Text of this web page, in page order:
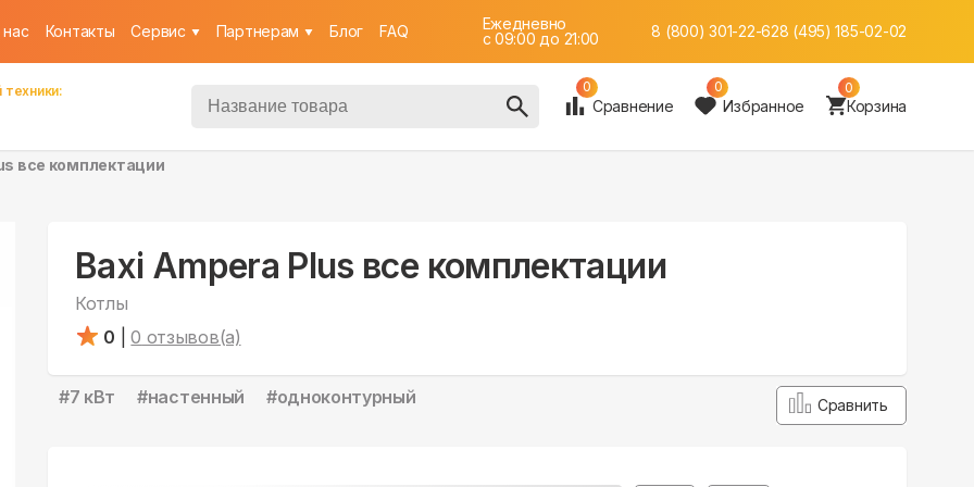
Контакты Cервис Партнерам Блог FAQ
Ежедневно
c 09:00 до 21:00
8 (800) 301-22-628 (495) 185-02-02
0
Сравнение
0
Избранное
0
Корзина
все комплектации
Baxi Ampera Plus все комплектации
Котлы
0
0 отзывов(а)
#7 кВт #настенный #одноконтурный Сравнить